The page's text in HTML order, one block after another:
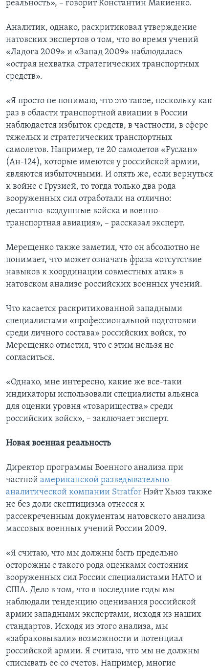
реальность», – говорит Константин Макиенко.
Аналитик, однако, раскритиковал утверждение
натовских экспертов о том, что во время учений
«Ладога 2009» и «Запад 2009» наблюдалась
«острая нехватка стратегических транспортных
средств».
«Я просто не понимаю, что это такое, поскольку как
раз в области транспортной авиации в России
наблюдается избыток средств, в частности, в сфере
тяжелых и стратегических транспортных
самолетов. Например, те 20 самолетов «Руслан»
(Ан-124), которые имеются у российской армии,
являются избыточными. И опять же, если вернуться
к войне с Грузией, то тогда только два рода
вооруженных сил отработали на отлично:
десантно-воздушные войска и военно-
транспортная авиация», – рассказал эксперт.
Мерещенко также заметил, что он абсолютно не
понимает, что может означать фраза «отсутствие
навыков к координации совместных атак» в
натовском анализе российских военных учений.
Что касается раскритикованной западными
специалистами «профессиональной подготовки
среди личного состава» российских войск, то
Мерещенко отметил, что с этим нельзя не
согласиться.
«Однако, мне интересно, какие же все-таки
индикаторы использовали специалисты альянса
для оценки уровня «товарищества» среди
российских войск», – заключает эксперт.
Новая военная реальность
Директор программы Военного анализа при
частной американской разведывательно-
аналитической компании Stratfor Нэйт Хьюз также
не без доли скептицизма отнесся к
рассекреченным документам натовского анализа
массовых военных учений России 2009.
«Я считаю, что мы должны быть предельно
осторожны с такого рода оценками состояния
вооруженных сил России специалистами НАТО и
США. Дело в том, что в последние годы мы
наблюдали тенденцию оценивания российской
армии западными экспертами, исходя из наших
стандартов. Исходя из этого анализа, мы
«забраковывали» возможности и потенциал
российской армии. Я считаю, что мы не должны
списывать ее со счетов. Например, многие